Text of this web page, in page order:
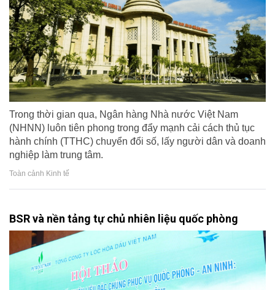
Trong thời gian qua, Ngân hàng Nhà nước Việt Nam
(NHNN) luôn tiên phong trong đẩy mạnh cải cách thủ tục
hành chính (TTHC) chuyển đổi số, lấy người dân và doanh
nghiệp làm trung tâm.
Toàn cảnh Kinh tế
BSR và nền tảng tự chủ nhiên liệu quốc phòng